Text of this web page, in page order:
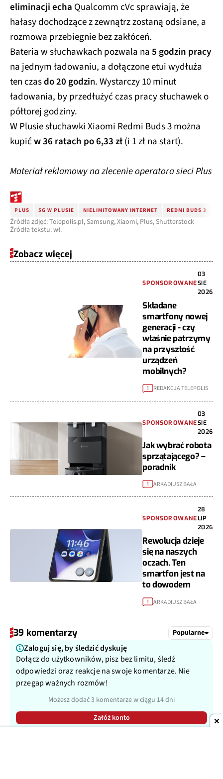
eliminacji echa Qualcomm cVc sprawiają, że
hałasy dochodzące z zewnątrz zostaną odsiane, a
rozmowa przebiegnie bez zakłóceń.
Bateria w słuchawkach pozwala na5 godzin pracy
na jednym ładowaniu, a dołączone etui wydłuża
ten czasdo 20 godzin. Wystarczy 10 minut
ładowania, by przedłużyć czas pracy słuchawek o
półtorej godziny.
W Plusie słuchawki Xiaomi Redmi Buds 3 można
kupićw 36 ratach po 6,33 zł(i 1 zł na start).
Materiał reklamowy na zlecenie operatora sieci Plus
PLUS 5G W PLUSIE NIELIMITOWANY INTERNET REDMI BUDS 3
Źródła zdjęć: Telepolis.pl, Samsung, Xiaomi, Plus, Shutterstock
Źródła tekstu: wł.
Zobacz więcej
SPONSOROWANE
03
SIE
2026
Składane
smartfony nowej
generacji - czy
właśnie patrzymy
na przyszłość
urządzeń
mobilnych?
1 REDAKCJA TELEPOLIS
SPONSOROWANE
03
SIE
2026
Jak wybrać robota
sprzątającego? –
poradnik
1 ARKADIUSZ BAŁA
SPONSOROWANE
28
LIP
2026
Rewolucja dzieje
się na naszych
oczach. Ten
smartfon jest na
to dowodem
1 ARKADIUSZ BAŁA
39 komentarzy Popularne
Zaloguj się, by śledzić dyskuję
Dołącz do użytkowników, pisz bez limitu, śledź
odpowiedzi oraz reakcje na swoje komentarze. Nie
przegap ważnych rozmów!
Możesz dodać 3 komentarze w ciągu 14 dni
Załóż konto